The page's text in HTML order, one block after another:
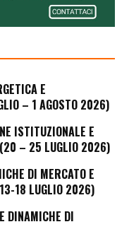
E
– 1 AGOSTO 2026)
ISTITUZIONALE E
(20 – 25 LUGLIO 2026)
DI MERCATO E
18 LUGLIO 2026)
DINAMICHE DI